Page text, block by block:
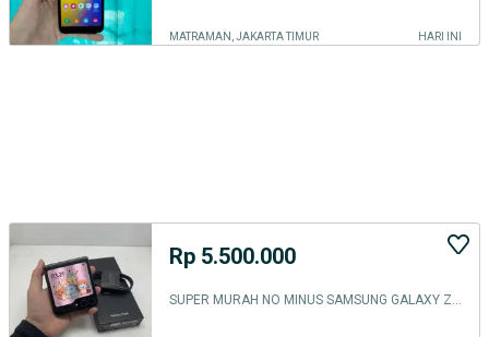
MATRAMAN, JAKARTA TIMUR HARI INI
Rp 5.500.000